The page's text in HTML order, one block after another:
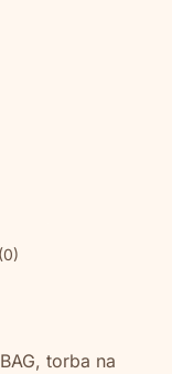
torba na